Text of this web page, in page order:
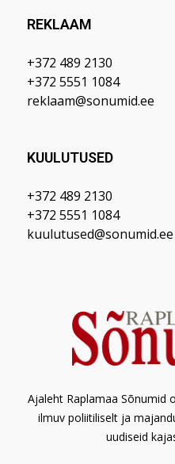
REKLAAM
+372 489 2130
+372 5551 1084
reklaam@sonumid.ee
KUULUTUSED
+372 489 2130
+372 5551 1084
kuulutused@sonumid.ee
Ajaleht Raplamaa Sõnumid
ilmuv poliitiliselt ja
uudiseid